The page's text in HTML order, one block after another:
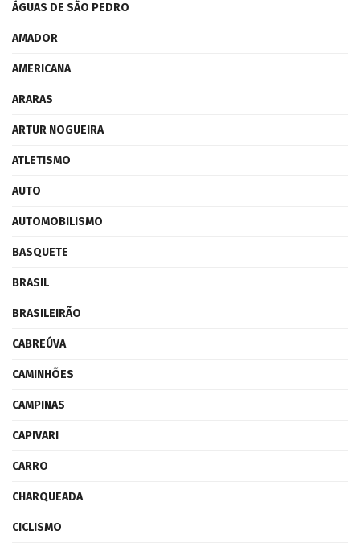
ÁGUAS DE SÃO PEDRO
AMADOR
AMERICANA
ARARAS
ARTUR NOGUEIRA
ATLETISMO
AUTO
AUTOMOBILISMO
BASQUETE
BRASIL
BRASILEIRÃO
CABREÚVA
CAMINHÕES
CAMPINAS
CAPIVARI
CARRO
CHARQUEADA
CICLISMO